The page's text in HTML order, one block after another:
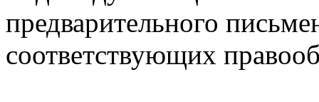
предварительного
соответствующих